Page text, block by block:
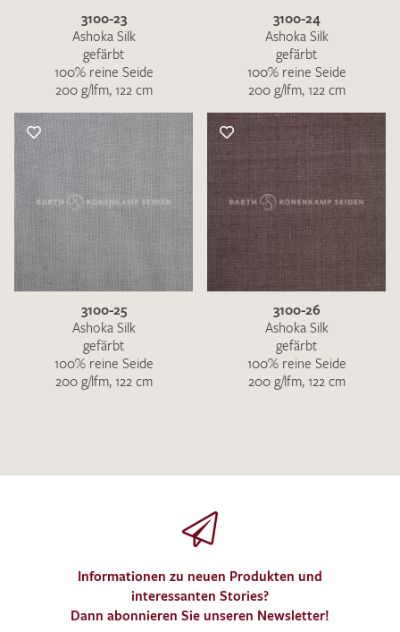
3100-23
Ashoka Silk
gefärbt
100% reine Seide
200 g/lfm, 122 cm
3100-24
Ashoka Silk
gefärbt
100% reine Seide
200 g/lfm, 122 cm
3100-25
Ashoka Silk
gefärbt
100% reine Seide
200 g/lfm, 122 cm
3100-26
Ashoka Silk
gefärbt
100% reine Seide
200 g/lfm, 122 cm
Informationen zu neuen Produkten und
interessanten Stories?
Dann abonnieren Sie unseren Newsletter!